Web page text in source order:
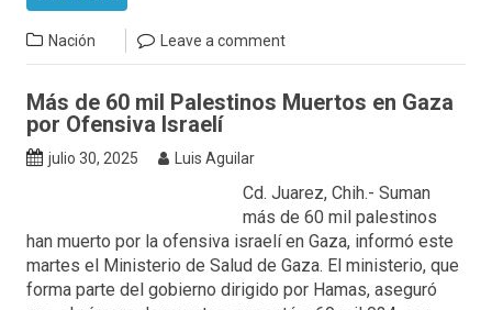
Nación Leave a comment
Más de 60 mil Palestinos Muertos en Gaza
por Ofensiva Israelí
julio 30, 2025 Luis Aguilar
Cd. Juarez, Chih.- Suman
más de 60 mil palestinos
han muerto por la ofensiva israelí en Gaza, informó este
martes el Ministerio de Salud de Gaza. El ministerio, que
forma parte del gobierno dirigido por Hamas, aseguró